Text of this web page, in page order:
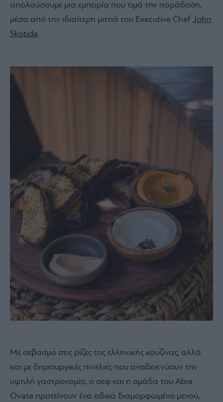
απολαύσουμε μια εμπειρία που τιμά την παράδοση,
μέσα από την ιδιαίτερη ματιά του Executive Chef John
Skotida.
Με σεβασμό στις ρίζες της ελληνικής κουζίνας, αλλά
και με δημιουργικές πινελιές που αναδεικνύουν την
υψηλή γαστρονομία, ο σεφ και η ομάδα του Abra
Ovata προτείνουν ένα ειδικά διαμορφωμένο μενού,